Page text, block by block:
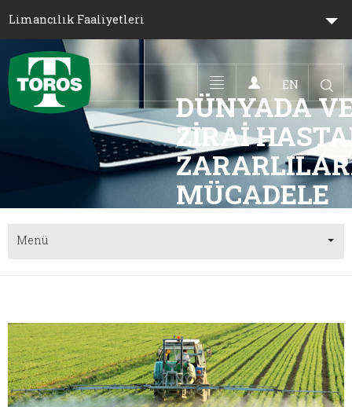
Limancılık Faaliyetleri
Toggle navigation
EN
DÜNYADA
ZIRAI
Menü